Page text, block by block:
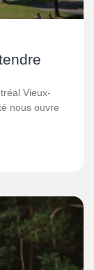
Vieux-
nous ouvre